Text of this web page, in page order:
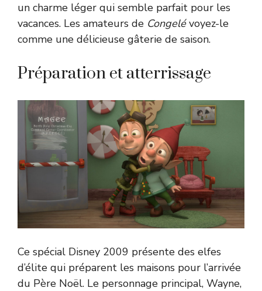
un charme léger qui semble parfait pour les
vacances. Les amateurs de Congelévoyez-le
comme une délicieuse gâterie de saison.
Préparation et atterrissage
Ce spécial Disney 2009 présente des elfes
d’élite qui préparent les maisons pour l’arrivée
du Père Noël. Le personnage principal, Wayne,